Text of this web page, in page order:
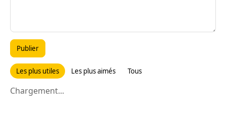
Publier
Les plus utiles Les plus aimés Tous
Chargement...